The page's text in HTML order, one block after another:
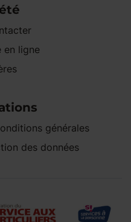
en ligne
générales
des données